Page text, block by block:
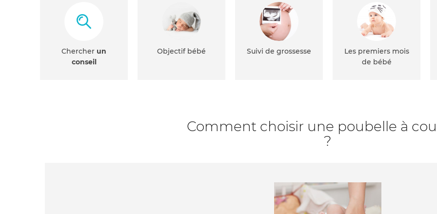
Chercher un
conseil
Objectif bébé Suivi de grossesse
Les premiers mois
de bébé
Comment choisir une poubelle à
?